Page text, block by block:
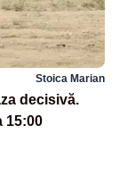
Stoica Marian
decisivă.
15:00